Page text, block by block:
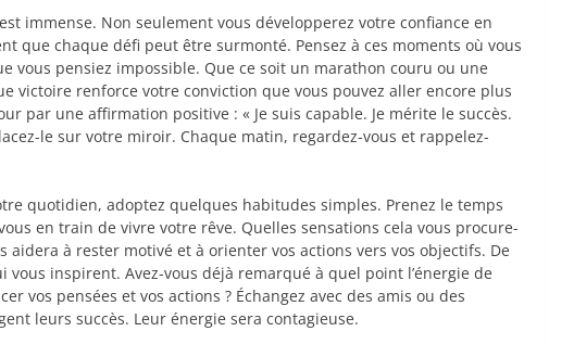
immense. Non seulement vous développerez votre confiance en
que chaque défi peut être surmonté. Pensez à ces moments où vous
vous pensiez impossible. Que ce soit un marathon couru ou une
victoire renforce votre conviction que vous pouvez aller encore plus
par une affirmation positive : « Je suis capable. Je mérite le succès.
le sur votre miroir. Chaque matin, regardez-vous et rappelez-
quotidien, adoptez quelques habitudes simples. Prenez le temps
en train de vivre votre rêve. Quelles sensations cela vous procure-
aidera à rester motivé et à orienter vos actions vers vos objectifs. De
inspirent. Avez-vous déjà remarqué à quel point l’énergie de
vos pensées et vos actions ? Échangez avec des amis ou des
leurs succès. Leur énergie sera contagieuse.